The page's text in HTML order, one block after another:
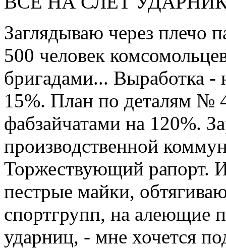
Заглядываю через плечо
500 человек
бригадами... Выработка -
15%. План по деталям №
фабзайчатами на 120%.
производственной
Торжествующий рапорт.
пестрые майки,
спортгрупп, на алеющие
ударниц, - мне хочется